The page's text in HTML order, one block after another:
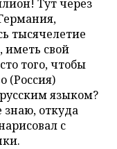
Тут через
тысячелетие
иметь свой
того, чтобы
(Россия)
языком?
знаю, откуда
с